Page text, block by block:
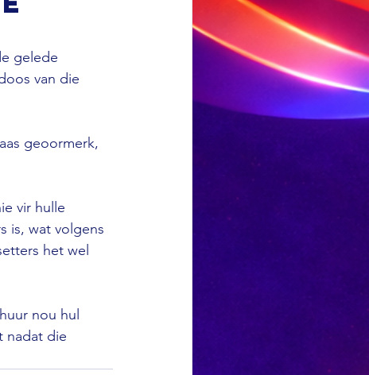
gelede
van die
geoormerk,
vir hulle
is, wat volgens
het wel
nou hul
nadat die